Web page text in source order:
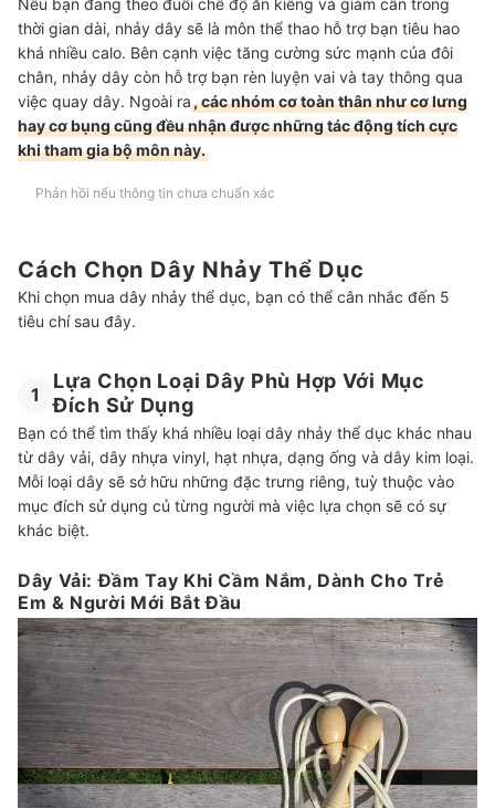
thời gian dài, nhảy dây sẽ là môn thể thao hỗ trợ bạn tiêu hao
khá nhiều calo. Bên cạnh việc tăng cường sức mạnh của đôi
chân, nhảy dây còn hỗ trợ bạn rèn luyện vai và tay thông qua
việc quay dây. Ngoài ra, các nhóm cơ toàn thân như cơ lưng
hay cơ bụng cũng đều nhận được những tác động tích cực
khi tham gia bộ môn này.
Phản hồi nếu thông tin chưa chuẩn xác
Cách Chọn Dây Nhảy Thể Dục
Khi chọn mua dây nhảy thể dục, bạn có thể cân nhắc đến 5
tiêu chí sau đây.
1
Lựa Chọn Loại Dây Phù Hợp Với Mục
Đích Sử Dụng
Bạn có thể tìm thấy khá nhiều loại dây nhảy thể dục khác nhau
từ dây vải, dây nhựa vinyl, hạt nhựa, dạng ống và dây kim loại.
Mỗi loại dây sẽ sở hữu những đặc trưng riêng, tuỳ thuộc vào
mục đích sử dụng củ từng người mà việc lựa chọn sẽ có sự
khác biệt.
Dây Vải: Đầm Tay Khi Cầm Nắm, Dành Cho Trẻ
Em & Người Mới Bắt Đầu